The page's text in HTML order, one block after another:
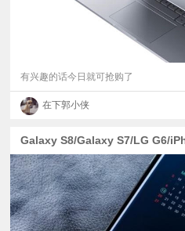
有兴趣的话今日就可抢购了
在下郭小侠